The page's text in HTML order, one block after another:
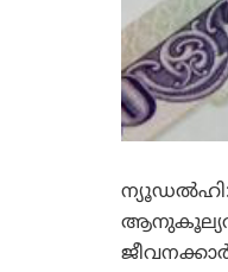
ന്യൂഡല്‍ഹി:
ആനുകൂല്യവും